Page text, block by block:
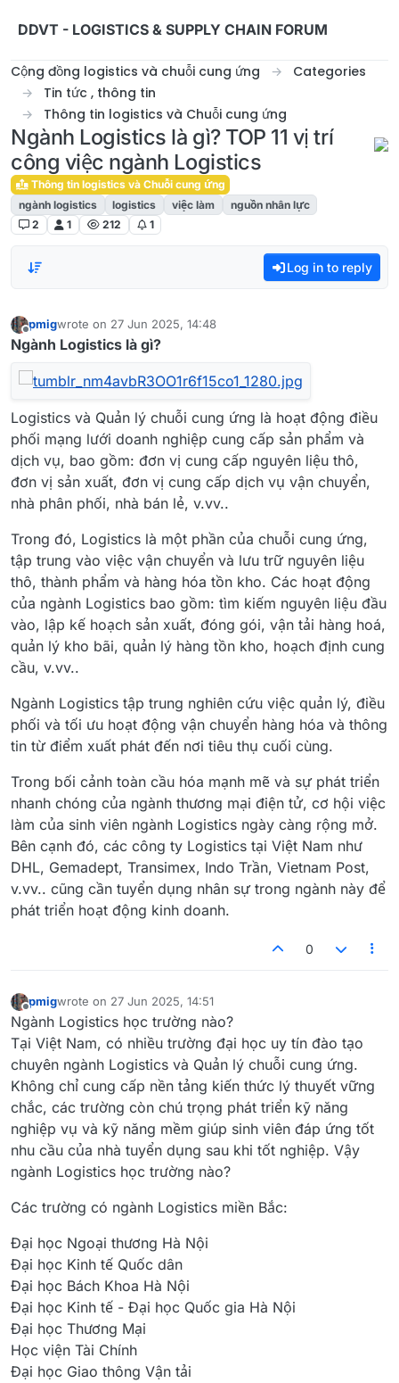
DDVT - LOGISTICS & SUPPLY CHAIN FORUM
Cộng đồng logistics và chuỗi cung ứng
Categories
Tin tức , thông tin
Thông tin logistics và Chuỗi cung ứng
Ngành Logistics là gì? TOP 11 vị trí
công việc ngành Logistics
Thông tin logistics và Chuỗi cung ứng
ngành logistics
logistics việc làm
nguồn nhân lực
2
1 212 1
Log in to reply
Offline
pmigwrote on 27 Jun 2025, 14:48
last edited by
Ngành Logistics là gì?
Logistics và Quản lý chuỗi cung ứng là hoạt động điều
phối mạng lưới doanh nghiệp cung cấp sản phẩm và
dịch vụ, bao gồm: đơn vị cung cấp nguyên liệu thô,
đơn vị sản xuất, đơn vị cung cấp dịch vụ vận chuyển,
nhà phân phối, nhà bán lẻ, v.vv..
Trong đó, Logistics là một phần của chuỗi cung ứng,
tập trung vào việc vận chuyển và lưu trữ nguyên liệu
thô, thành phẩm và hàng hóa tồn kho. Các hoạt động
của ngành Logistics bao gồm: tìm kiếm nguyên liệu đầu
vào, lập kế hoạch sản xuất, đóng gói, vận tải hàng hoá,
quản lý kho bãi, quản lý hàng tồn kho, hoạch định cung
cầu, v.vv..
Ngành Logistics tập trung nghiên cứu việc quản lý, điều
phối và tối ưu hoạt động vận chuyển hàng hóa và thông
tin từ điểm xuất phát đến nơi tiêu thụ cuối cùng.
Trong bối cảnh toàn cầu hóa mạnh mẽ và sự phát triển
nhanh chóng của ngành thương mại điện tử, cơ hội việc
làm của sinh viên ngành Logistics ngày càng rộng mở.
Bên cạnh đó, các công ty Logistics tại Việt Nam như
DHL, Gemadept, Transimex, Indo Trần, Vietnam Post,
v.vv.. cũng cần tuyển dụng nhân sự trong ngành này để
phát triển hoạt động kinh doanh.
0
Offline
pmigwrote on 27 Jun 2025, 14:51
last edited by
Ngành Logistics học trường nào?
Tại Việt Nam, có nhiều trường đại học uy tín đào tạo
chuyên ngành Logistics và Quản lý chuỗi cung ứng.
Không chỉ cung cấp nền tảng kiến thức lý thuyết vững
chắc, các trường còn chú trọng phát triển kỹ năng
nghiệp vụ và kỹ năng mềm giúp sinh viên đáp ứng tốt
nhu cầu của nhà tuyển dụng sau khi tốt nghiệp. Vậy
ngành Logistics học trường nào?
Các trường có ngành Logistics miền Bắc:
Đại học Ngoại thương Hà Nội
Đại học Kinh tế Quốc dân
Đại học Bách Khoa Hà Nội
Đại học Kinh tế - Đại học Quốc gia Hà Nội
Đại học Thương Mại
Học viện Tài Chính
Đại học Giao thông Vận tải